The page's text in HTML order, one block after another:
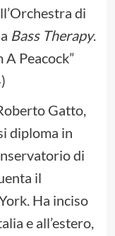
di
Bass Therapy.
A Peacock”
Gatto,
diploma in
di
il
Ha inciso
e all’estero,